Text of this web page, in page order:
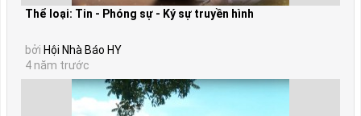
Thể loại: Tin - Phóng sự - Ký sự truyền hình
bởi Hội Nhà Báo HY
4 năm trước